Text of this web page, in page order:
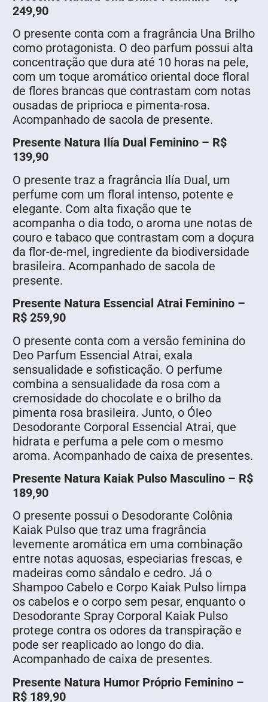
249,90
O presente conta com a fragrância Una Brilho
como protagonista. O deo parfum possui alta
concentração que dura até 10 horas na pele,
com um toque aromático oriental doce floral
de flores brancas que contrastam com notas
ousadas de priprioca e pimenta-rosa.
Acompanhado de sacola de presente.
Presente Natura Ilía Dual Feminino – R$
139,90
O presente traz a fragrância Ilía Dual, um
perfume com um floral intenso, potente e
elegante. Com alta fixação que te
acompanha o dia todo, o aroma une notas de
couro e tabaco que contrastam com a doçura
da flor-de-mel, ingrediente da biodiversidade
brasileira. Acompanhado de sacola de
presente.
Presente Natura Essencial Atrai Feminino –
R$ 259,90
O presente conta com a versão feminina do
Deo Parfum Essencial Atrai, exala
sensualidade e sofisticação. O perfume
combina a sensualidade da rosa com a
cremosidade do chocolate e o brilho da
pimenta rosa brasileira. Junto, o Óleo
Desodorante Corporal Essencial Atrai, que
hidrata e perfuma a pele com o mesmo
aroma. Acompanhado de caixa de presentes.
Presente Natura Kaiak Pulso Masculino – R$
189,90
O presente possui o Desodorante Colônia
Kaiak Pulso que traz uma fragrância
levemente aromática em uma combinação
entre notas aquosas, especiarias frescas, e
madeiras como sândalo e cedro. Já o
Shampoo Cabelo e Corpo Kaiak Pulso limpa
os cabelos e o corpo sem pesar, enquanto o
Desodorante Spray Corporal Kaiak Pulso
protege contra os odores da transpiração e
pode ser reaplicado ao longo do dia.
Acompanhado de caixa de presentes.
Presente Natura Humor Próprio Feminino –
R$ 189,90